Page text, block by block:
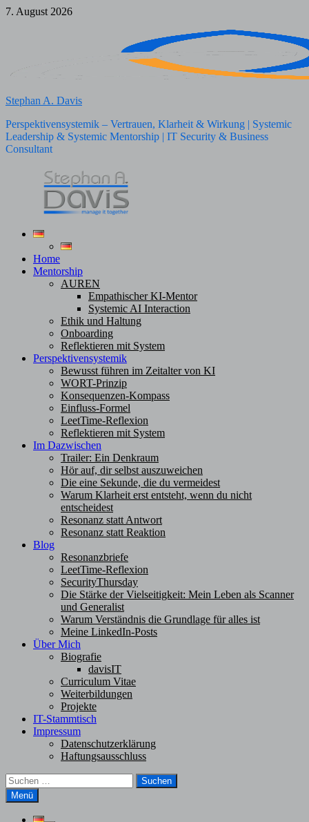
Zum
7. August 2026
Stephan A. Davis
Perspektivensystemik – Vertrauen, Klarheit & Wirkung | Systemic
Leadership & Systemic Mentorship | IT Security & Business
Consultant
Home
Mentorship
AUREN
Empathischer KI-Mentor
Systemic AI Interaction
Ethik und Haltung
Onboarding
Reflektieren mit System
Perspektivensystemik
Bewusst führen im Zeitalter von KI
WORT-Prinzip
Konsequenzen-Kompass
Einfluss-Formel
LeetTime-Reflexion
Reflektieren mit System
Im Dazwischen
Trailer: Ein Denkraum
Hör auf, dir selbst auszuweichen
Die eine Sekunde, die du vermeidest
Warum Klarheit erst entsteht, wenn du nicht
entscheidest
Resonanz statt Antwort
Resonanz statt Reaktion
Blog
Resonanzbriefe
LeetTime-Reflexion
SecurityThursday
Die Stärke der Vielseitigkeit: Mein Leben als Scanner
und Generalist
Warum Verständnis die Grundlage für alles ist
Meine LinkedIn-Posts
Über Mich
Biografie
davisIT
Curriculum Vitae
Weiterbildungen
Projekte
IT-Stammtisch
Impressum
Datenschutzerklärung
Haftungsausschluss
Suchen
nach:
Menü